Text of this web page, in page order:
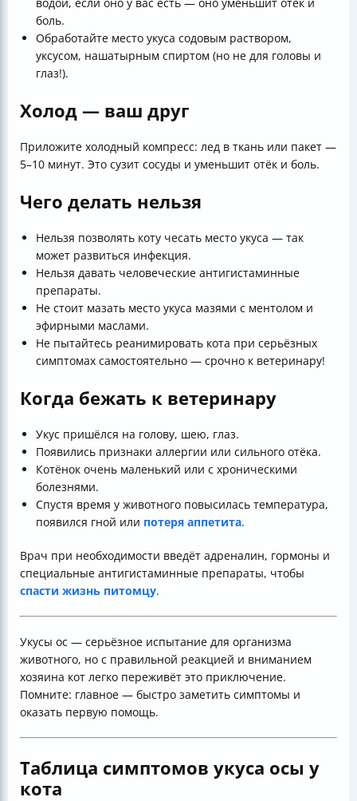
боль.
Обработайте место укуса содовым раствором,
уксусом, нашатырным спиртом (но не для головы и
глаз!).
Холод — ваш друг
Приложите холодный компресс: лед в ткань или пакет —
5–10 минут. Это сузит сосуды и уменьшит отёк и боль.
Чего делать нельзя
Нельзя позволять коту чесать место укуса — так
может развиться инфекция.
Нельзя давать человеческие антигистаминные
препараты.
Не стоит мазать место укуса мазями с ментолом и
эфирными маслами.
Не пытайтесь реанимировать кота при серьёзных
симптомах самостоятельно — срочно к ветеринару!
Когда бежать к ветеринару
Укус пришёлся на голову, шею, глаз.
Появились признаки аллергии или сильного отёка.
Котёнок очень маленький или с хроническими
болезнями.
Спустя время у животного повысилась температура,
появился гной или потеря аппетита.
Врач при необходимости введёт адреналин, гормоны и
специальные антигистаминные препараты, чтобы
спасти жизнь питомцу.
Укусы ос — серьёзное испытание для организма
животного, но с правильной реакцией и вниманием
хозяина кот легко переживёт это приключение.
Помните: главное — быстро заметить симптомы и
оказать первую помощь.
Таблица симптомов укуса осы у
кота